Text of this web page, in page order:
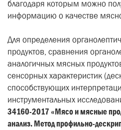
благодаря которым можно
информацию о качестве
Для определения
продуктов, сравнения
аналогичных мясных
сенсорных характеристик
способствующих
инструментальных
34160-2017 «Мясо и мясные
анализ. Метод профильно-